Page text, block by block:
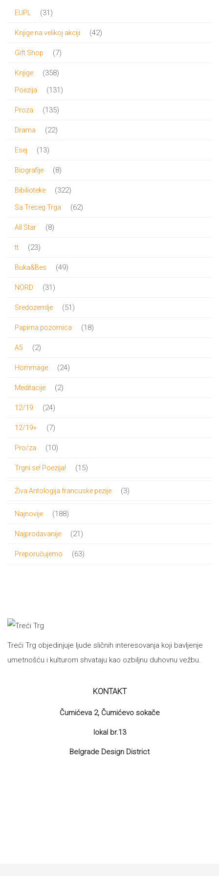
EUPL 3131
Knjige na velikoj akciji 4242
Gift Shop 77
Knjige 358358
proizvoda
Poezija 131131
Proza 135135
Drama 2222
Esej 1313
Biografije 88
Bibilioteke 322322
proizvoda
Sa Treceg Trga 6262
All Star 88
tt 2323
Buka&Bes 4949
NORD 3131
Sredozemlje 5151
Papirna pozornica 1818
A5 22
Hommage 2424
Meditacije 22
12/19 2424
12/19+ 77
Pro/za 1010
Trgni se! Poezija! 1515
Živa Antologija francuske pezije 33
Najnovije 188188
Najprodavanije 2121
Preporučujemo 6363
Treći Trg objedinjuje ljude sličnih interesovanja koji bavljenje
umetnošću i kulturom shvataju kao ozbiljnu duhovnu vežbu.
KONTAKT
Čumićeva 2, Čumićevo sokače
lokal br.13
Belgrade Design District